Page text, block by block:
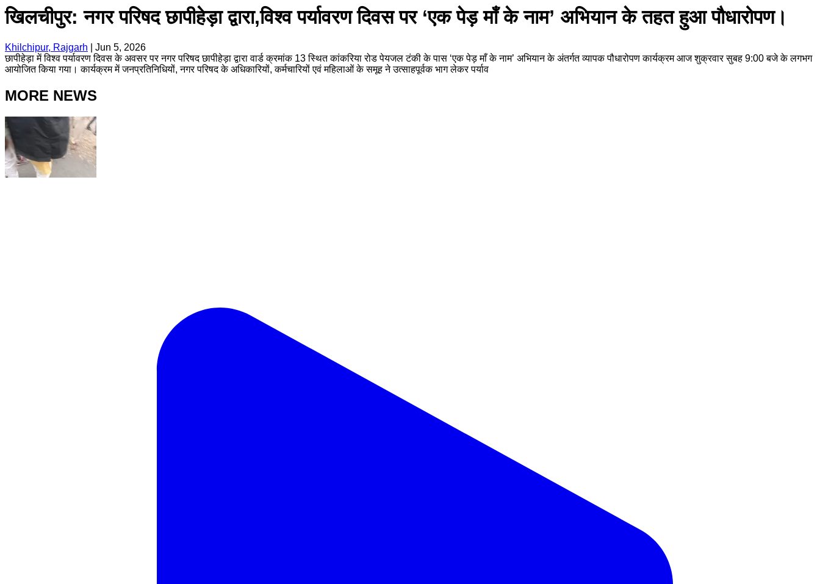
खिलचीपुर: नगर परिषद छापीहेड़ा द्वारा,विश्व पर्यावरण दिवस पर ‘एक पेड़ माँ के नाम’ अभियान के तहत हुआ पौधारोपण।
Khilchipur, Rajgarh
Jun 5, 2026
छापीहेड़ा में विश्व पर्यावरण दिवस के अवसर पर नगर परिषद छापीहेड़ा द्वारा वार्ड क्रमांक 13 स्थित कांकरिया रोड पेयजल टंकी के पास ‘एक पेड़ माँ के नाम’ अभियान के अंतर्गत व्यापक पौधारोपण कार्यक्रम आज शुक्रवार सुबह 9:00 बजे के लगभग
आयोजित किया गया। कार्यक्रम में जनप्रतिनिधियों, नगर परिषद के अधिकारियों, कर्मचारियों एवं महिलाओं के समूह ने उत्साहपूर्वक भाग लेकर पर्याव
MORE NEWS